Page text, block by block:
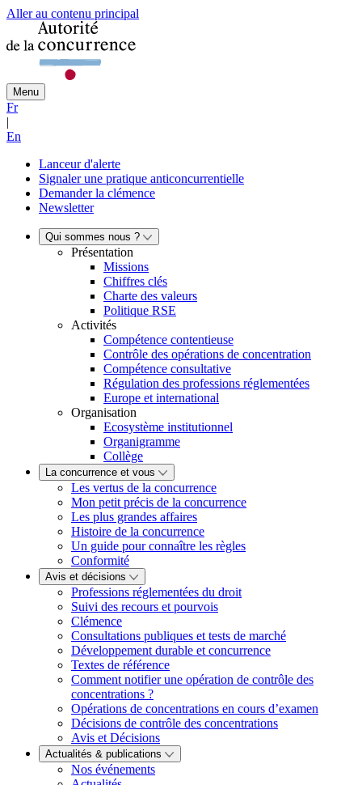
Aller au contenu principal
Menu
Fr
|
En
Lanceur d'alerte
Signaler une pratique anticoncurrentielle
Demander la clémence
Newsletter
Qui sommes nous ?
Présentation
Missions
Chiffres clés
Charte des valeurs
Politique RSE
Activités
Compétence contentieuse
Contrôle des opérations de concentration
Compétence consultative
Régulation des professions réglementées
Europe et international
Organisation
Ecosystème institutionnel
Organigramme
Collège
La concurrence et vous
Les vertus de la concurrence
Mon petit précis de la concurrence
Les plus grandes affaires
Histoire de la concurrence
Un guide pour connaître les règles
Conformité
Avis et décisions
Professions réglementées du droit
Suivi des recours et pourvois
Clémence
Consultations publiques et tests de marché
Développement durable et concurrence
Textes de référence
Comment notifier une opération de contrôle des
concentrations ?
Opérations de concentrations en cours d’examen
Décisions de contrôle des concentrations
Avis et Décisions
Actualités & publications
Nos événements